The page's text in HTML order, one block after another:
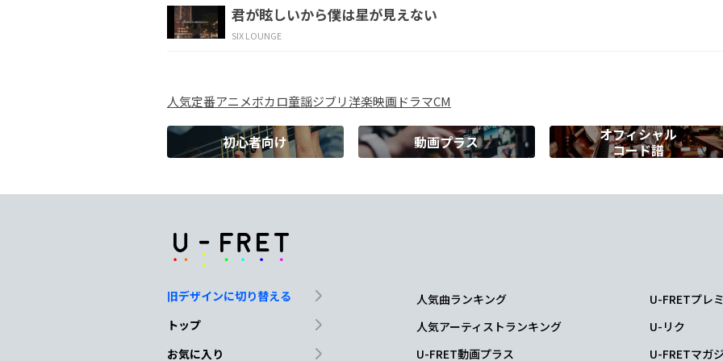
行き過ぎた 感情
暴れ回るなら
Em
いっそ
D
世界から
C
消し去って
B
いいのに
C
僕はなんて
どうしたら良いか 分 からないんだ
君が眩しいから僕は星が見えない
SIX LOUNGE
人気定番アニメボカロ童謡ジブリ洋楽映画ドラマCM
初心者向け 動画プラス
オフィシャル
コード譜
旧デザインに切り替える
トップ
お気に入り
人気曲ランキング
人気アーティストランキング
U-FRET動画プラス
U-FRETプレ
U-リク
U-FRETマガ